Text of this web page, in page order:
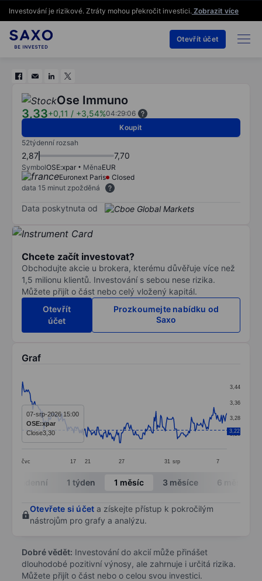
Investování je rizikové. Ztráty mohou překročit investici. Zobrazit více
Otevřít účet
Ose Immuno
3,33+0,11 / +3,54%04:29:06
Koupit
52týdenní rozsah
2,87 7,70
SymbolOSE:xpar MěnaEUR
Euronext Paris
Closed
data 15 minut zpožděná
Data poskytnuta od
Chcete začít investovat?
Obchodujte akcie u brokera, kterému důvěřuje více než
1,5 milionu klientů. Investování s sebou nese rizika.
Můžete přijít o část nebo celý vložený kapitál.
Otevřít
účet
Prozkoumejte nabídku od
Saxo
Graf
Line chart with 221 data points.
The chart has 1 X axis displaying categories.
The chart has 1 Y axis displaying values. Data
čvc 17 21 27 31 srp 7
3,20
3,28
3,36
3,44
3,22
07-srp-2026 15:00
OSE:xpar
Close3,30
End of interactive chart.
Intradenní 1 týden 1 měsíc 3 měsíce 6 měsíců
Otevřete si účet a získejte přístup k pokročilým
nástrojům pro grafy a analýzu.
Dobré vědět: Investování do akcií může přinášet
dlouhodobé pozitivní výnosy, ale zahrnuje i určitá rizika.
Můžete přijít o část nebo o celou svou investici.